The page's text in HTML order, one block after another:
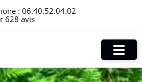
: 06.40.52.04.02
628 avis